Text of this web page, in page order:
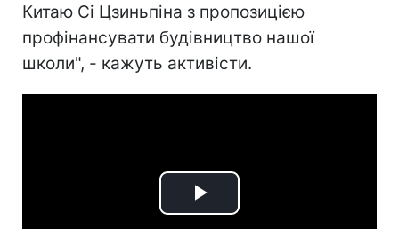
Китаю Сі Цзиньпіна з пропозицією
профінансувати будівництво нашої
школи", - кажуть активісти.
Play